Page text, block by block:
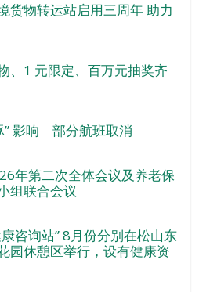
货物转运站启用三周年 助力
、1 元限定、百万元抽奖齐
” 影响 部分航班取消
年第二次全体会议及养老保
组联合会议
咨询站” 8月份分别在松山东
园休憩区举行，设有健康资